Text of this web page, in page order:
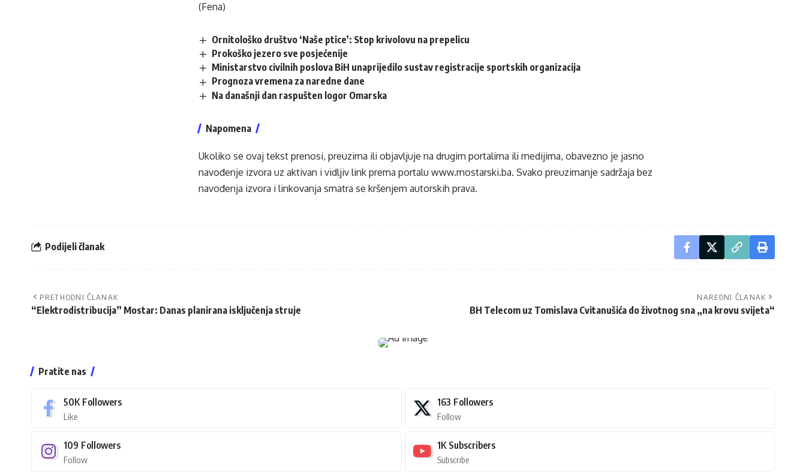
(Fena)
Ornitološko društvo ‘Naše ptice’: Stop krivolovu na prepelicu
Prokoško jezero sve posjećenije
Ministarstvo civilnih poslova BiH unaprijedilo sustav registracije sportskih organizacija
Prognoza vremena za naredne dane
Na današnji dan raspušten logor Omarska
Napomena
Ukoliko se ovaj tekst prenosi, preuzima ili objavljuje na drugim portalima ili medijima, obavezno je jasno
navođenje izvora uz aktivan i vidljiv link prema portalu www.mostarski.ba. Svako preuzimanje sadržaja bez
navođenja izvora i linkovanja smatra se kršenjem autorskih prava.
Podijeli članak
PRETHODNI ČLANAK
“Elektrodistribucija” Mostar: Danas planirana isključenja struje
NAREDNI ČLANAK
BH Telecom uz Tomislava Cvitanušića do životnog sna „na krovu svijeta“
Pratite nas
50K Followers
Like
163 Followers
Follow
109 Followers
Follow
1K Subscribers
Subscribe